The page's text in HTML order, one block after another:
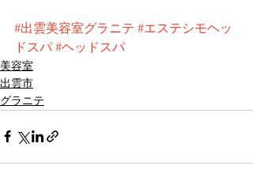
#出雲美容室グラニテ #エステシモヘッ
ドスパ #ヘッドスパ
美容室
出雲市
グラニテ